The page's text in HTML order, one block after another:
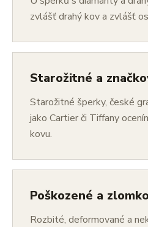
zvlášť drahý kov a zvlášť
Starožitné a
Starožitné šperky, české
jako Cartier či Tiffany
kovu.
Poškozené a
Rozbité, deformované a